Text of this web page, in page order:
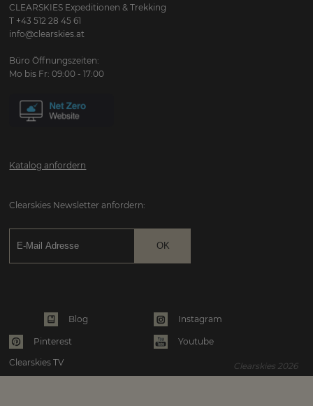
CLEARSKIES Expeditionen & Trekking
T +43 512 28 45 61
info@clearskies.at
Büro Öffnungszeiten:
Mo bis Fr: 09:00 - 17:00
Katalog anfordern
Clearskies Newsletter anfordern:
Blog Instagram
Pinterest
Youtube
Clearskies TV
Clearskies 2026